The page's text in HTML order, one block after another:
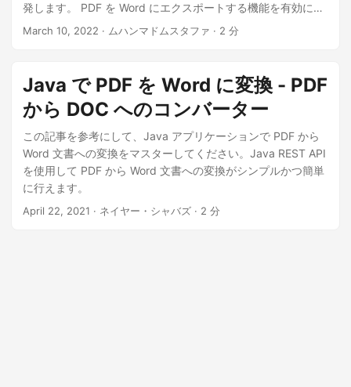
発します。 PDF を Word にエクスポートする機能を有効にす
る word ke pdf コンバーター
March 10, 2022 · ムハンマドムスタファ · 2 分
Java で PDF を Word に変換 - PDF
から DOC へのコンバーター
この記事を参考にして、Java アプリケーションで PDF から
Word 文書への変換をマスターしてください。Java REST API
を使用して PDF から Word 文書への変換がシンプルかつ簡単
に行えます。
April 22, 2021 · ネイヤー・シャバズ · 2 分